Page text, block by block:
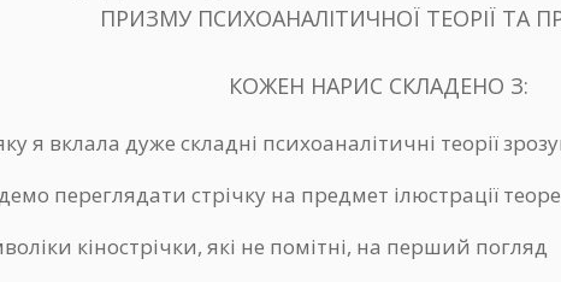
ПРИЗМУ ПСИХОАНАЛІТИЧНОЇ ТЕОРІЇ ТА
КОЖЕН НАРИС СКЛАДЕНО З:
я вклала дуже складні психоаналітичні теорії
переглядати стрічку на предмет ілюстрації
кінострічки, які не помітні, на перший погляд